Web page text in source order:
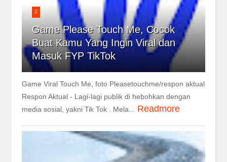
2
Game Please Touch Me, Cocok
Buat Kamu Yang Ingin Viral dan
Masuk FYP TikTok
Game Viral Touch Me, foto Pleasetouchme/respon aktual
Respon Aktual - Lagi-lagi publik di hebohkan dengan
media sosial, yakni Tik Tok . Mela...
Readmore